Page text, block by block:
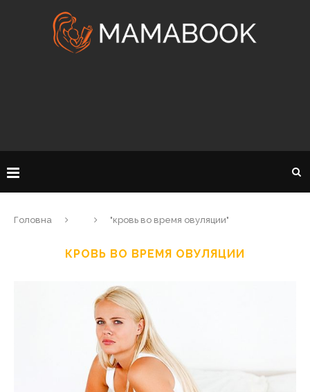
Головна "кровь во время овуляции"
КРОВЬ ВО ВРЕМЯ ОВУЛЯЦИИ